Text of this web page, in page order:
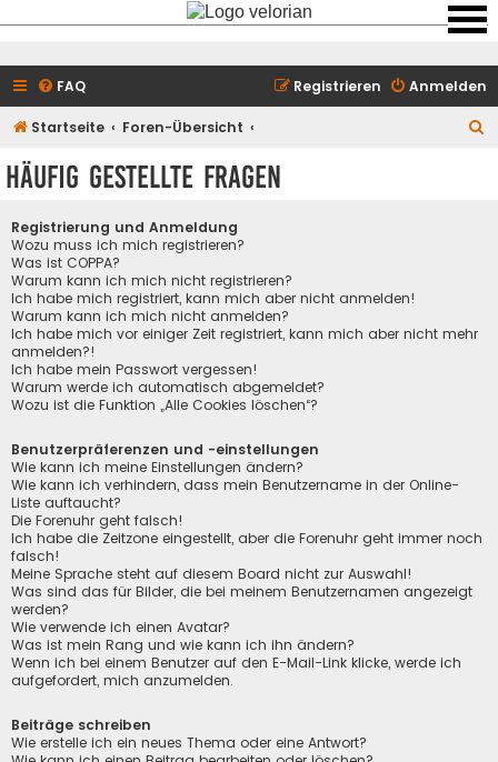
FAQ Anmelden
Registrieren
Startseite Foren-Übersicht
Häufig gestellte Fragen
Registrierung und Anmeldung
Wozu muss ich mich registrieren?
Was ist COPPA?
Warum kann ich mich nicht registrieren?
Ich habe mich registriert, kann mich aber nicht anmelden!
Warum kann ich mich nicht anmelden?
Ich habe mich vor einiger Zeit registriert, kann mich aber nicht mehr
anmelden?!
Ich habe mein Passwort vergessen!
Warum werde ich automatisch abgemeldet?
Wozu ist die Funktion „Alle Cookies löschen“?
Benutzerpräferenzen und -einstellungen
Wie kann ich meine Einstellungen ändern?
Wie kann ich verhindern, dass mein Benutzername in der Online-
Liste auftaucht?
Die Forenuhr geht falsch!
Ich habe die Zeitzone eingestellt, aber die Forenuhr geht immer noch
falsch!
Meine Sprache steht auf diesem Board nicht zur Auswahl!
Was sind das für Bilder, die bei meinem Benutzernamen angezeigt
werden?
Wie verwende ich einen Avatar?
Was ist mein Rang und wie kann ich ihn ändern?
Wenn ich bei einem Benutzer auf den E-Mail-Link klicke, werde ich
aufgefordert, mich anzumelden.
Beiträge schreiben
Wie erstelle ich ein neues Thema oder eine Antwort?